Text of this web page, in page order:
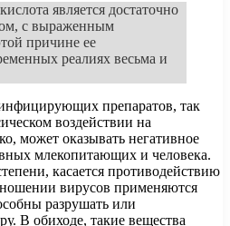
является достаточно
с выраженным
причине ее
реалиях весьма и
препаратов, так
воздействии на
может оказывать негативное
млекопитающих и человека.
касается противодействию
вирусов применяются
разрушать или
В обиходе, такие вещества